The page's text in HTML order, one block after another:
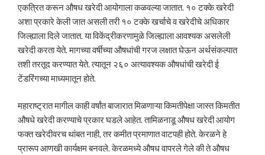
एकत्रित करून औषध खरेदी आयोगाला कळवल्या जातात. १० टक्के खरेदी
अशा प्रकारे केली जात असली तरी १० टक्के खर्चाचे व खरेदीचे अधिकार
जिल्ह्याला दिले जातात. या विकेंद्रीकरणामुळे जिल्ह्याला आवश्यक असलेली
खरेदी करता येते. मागच्या वर्षीच्या औषधांची गरज लक्षात घेऊन अर्थसंकल्पात
तशी तरतूद करण्यात येते. त्यातून २६० अत्यावश्यक औषधांची खरेदी ई
टेंडरिंगच्या माध्यमातून होते.
महाराष्ट्रात मागील काही वर्षांत बाजारात मिळणाऱ्या किमतीपेक्षा जास्त किमतीत
औषधे खरेदी करण्याचे प्रकार घडले आहेत. तामिळनाडू औषध खरेदी आयोग
फक्त खरेदीवरच थांबत नाही, तर कमीत प्रमाणात वाटपही होते. केरळने हे
प्रारूप आणखी कार्यक्षम बनवले. केरळमध्ये औषध वापरले गेले की ते औषध